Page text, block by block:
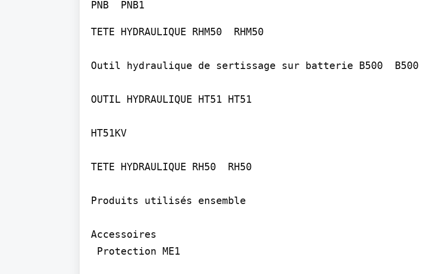
TETE HYDRAULIQUE RHM50 ­ RHM50
Outil hydraulique de sertissage sur batterie B500 ­ B500
OUTIL HYDRAULIQUE HT51 HT51
HT51­KV
TETE HYDRAULIQUE RH50 ­ RH50
Produits utilisés ensemble
Accessoires
­ Protection ME­1